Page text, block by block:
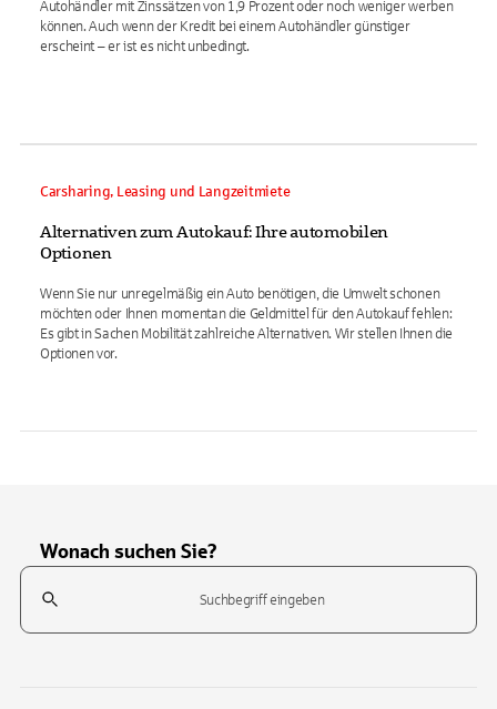
Autohändler mit Zinssätzen von 1,9 Prozent oder noch weniger werben
können. Auch wenn der Kredit bei einem Autohändler günstiger
erscheint – er ist es nicht unbedingt.
Carsharing, Leasing und Langzeitmiete
Alternativen zum Autokauf: Ihre automobilen
Optionen
Wenn Sie nur unregelmäßig ein Auto benötigen, die Umwelt schonen
möchten oder Ihnen momentan die Geldmittel für den Autokauf fehlen:
Es gibt in Sachen Mobilität zahlreiche Alternativen. Wir stellen Ihnen die
Optionen vor.
Wonach suchen Sie?
Suchfeld